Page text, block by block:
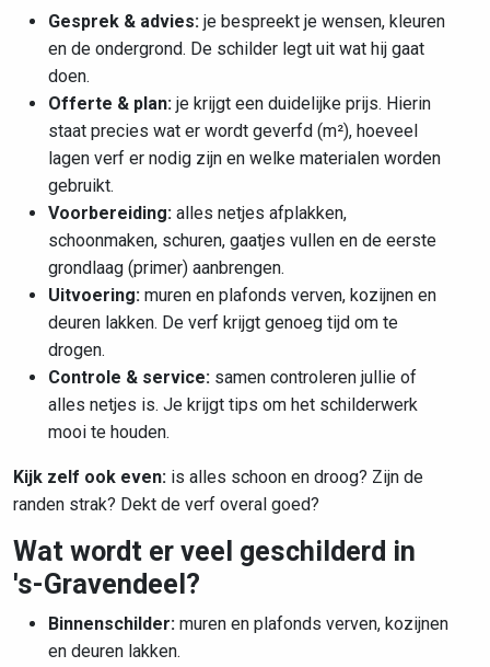
Gesprek & advies: je bespreekt je wensen, kleuren
en de ondergrond. De schilder legt uit wat hij gaat
doen.
Offerte & plan: je krijgt een duidelijke prijs. Hierin
staat precies wat er wordt geverfd (m²), hoeveel
lagen verf er nodig zijn en welke materialen worden
gebruikt.
Voorbereiding: alles netjes afplakken,
schoonmaken, schuren, gaatjes vullen en de eerste
grondlaag (primer) aanbrengen.
Uitvoering: muren en plafonds verven, kozijnen en
deuren lakken. De verf krijgt genoeg tijd om te
drogen.
Controle & service: samen controleren jullie of
alles netjes is. Je krijgt tips om het schilderwerk
mooi te houden.
Kijk zelf ook even: is alles schoon en droog? Zijn de
randen strak? Dekt de verf overal goed?
Wat wordt er veel geschilderd in
's-Gravendeel?
Binnenschilder: muren en plafonds verven, kozijnen
en deuren lakken.